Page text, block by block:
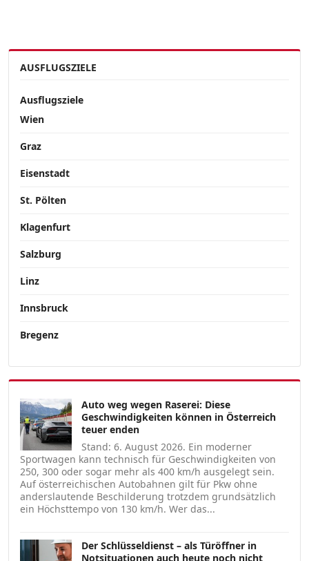
AUSFLUGSZIELE
Ausflugsziele
Wien
Graz
Eisenstadt
St. Pölten
Klagenfurt
Salzburg
Linz
Innsbruck
Bregenz
Auto weg wegen Raserei: Diese
Geschwindigkeiten können in Österreich
teuer enden
Stand: 6. August 2026. Ein moderner
Sportwagen kann technisch für Geschwindigkeiten von
250, 300 oder sogar mehr als 400 km/h ausgelegt sein.
Auf österreichischen Autobahnen gilt für Pkw ohne
anderslautende Beschilderung trotzdem grundsätzlich
ein Höchsttempo von 130 km/h. Wer das...
Der Schlüsseldienst – als Türöffner in
Notsituationen auch heute noch nicht